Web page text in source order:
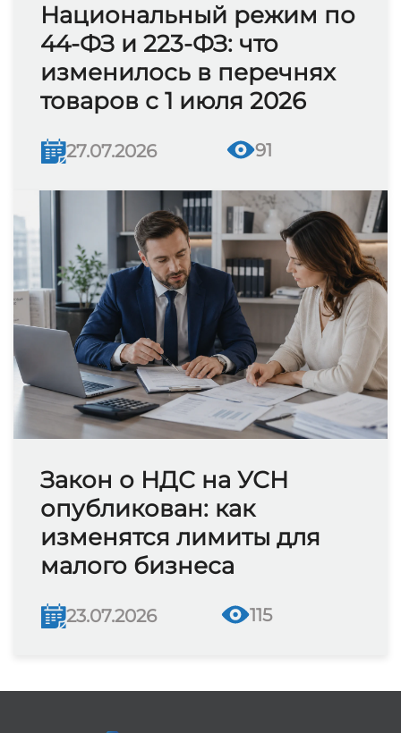
Национальный режим по
44-ФЗ и 223-ФЗ: что
изменилось в перечнях
товаров с 1 июля 2026
27.07.2026 91
Закон о НДС на УСН
опубликован: как
изменятся лимиты для
малого бизнеса
23.07.2026 115